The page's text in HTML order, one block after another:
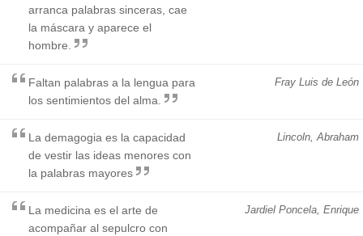
arranca palabras sinceras, cae
la máscara y aparece el
hombre.
Fray Luis de León
Faltan palabras a la lengua para
los sentimientos del alma.
Lincoln, Abraham
La demagogia es la capacidad
de vestir las ideas menores con
la palabras mayores
Jardiel Poncela, Enrique
La medicina es el arte de
acompañar al sepulcro con